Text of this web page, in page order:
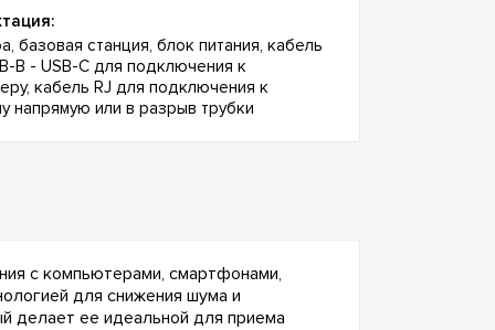
базовая станция, блок питания, кабель
B - USB-C для подключения к
кабель RJ для подключения к
напрямую или в разрыв трубки
с компьютерами, смартфонами,
для снижения шума и
делает ее идеальной для приема